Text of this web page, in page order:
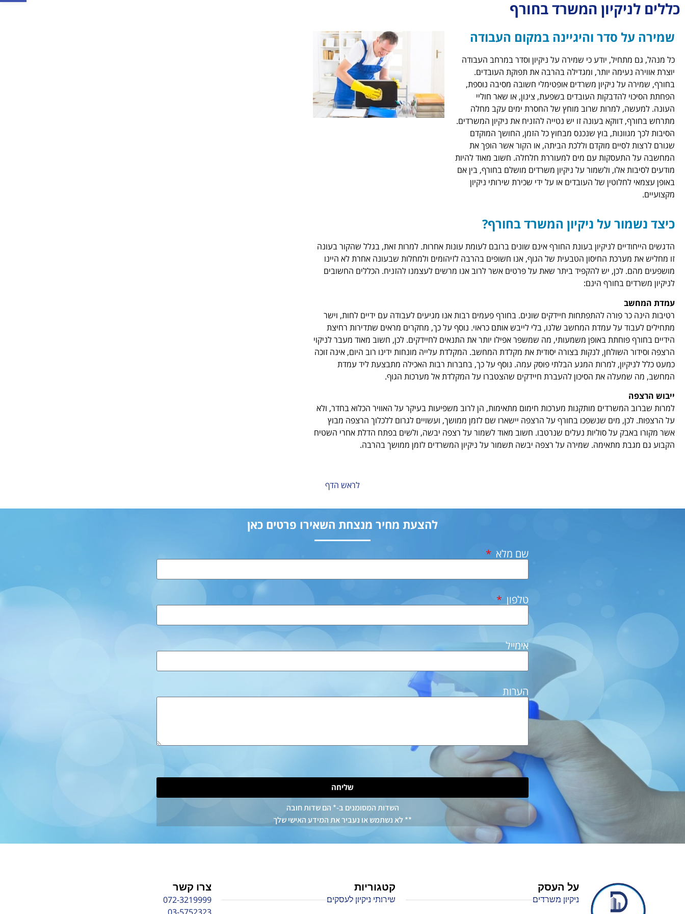
כללים לניקיון המשרד בחורף
שמירה על סדר והיגיינה במקום העבודה
כל מנהל, גם מתחיל, יודע כי שמירה על ניקיון וסדר במרחב העבודה
יוצרת אווירה נעימה יותר, ומגדילה בהרבה את תפוקת העובדים.
בחורף, שמירה על ניקיון משרדים אופטימלי חשובה מסיבה נוספת,
הפחתת הסיכוי להדבקות העובדים בשפעת, צינון, או שאר חוליי
העונה. למעשה, למרות שרוב מוחץ של החסרת ימים עקב מחלה
מתרחש בחורף, דווקא בעונה זו יש נטייה להזניח את ניקיון המשרדים.
הסיבות לכך מגוונות, בוץ שנכנס מבחוץ כל הזמן, החושך המוקדם
שגורם לרצות לסיים מוקדם וללכת הביתה, או הקור אשר הופך את
המחשבה על התעסקות עם מים למעוררת חלחלה. חשוב מאוד להיות
מודעים לסיבות אלו, ולשמור על ניקיון משרדים מושלם בחורף, בין אם
באופן עצמאי לחלוטין של העובדים או על ידי שכירת שירותי ניקיון
מקצועיים.
כיצד נשמור על ניקיון המשרד בחורף?
הדגשים הייחודיים לניקיון בעונת החורף אינם שונים ברובם לעומת עונות אחרות. למרות זאת, בגלל שהקור בעונה
זו מחליש את מערכת החיסון הטבעית של הגוף, אנו חשופים בהרבה לזיהומים ולמחלות שבעונה אחרת לא היינו
מושפעים מהם. לכן, יש להקפיד ביתר שאת על פרטים אשר לרוב אנו מרשים לעצמנו להזניח. הכללים החשובים
לניקיון משרדים בחורף הינם:
עמדת המחשב
רטיבות הינה כר פורה להתפתחות חיידקים שונים. בחורף פעמים רבות אנו מגיעים לעבודה עם ידיים לחות, וישר
מתחילים לעבוד על עמדת המחשב שלנו, בלי לייבש אותם כראוי. נוסף על כך, מחקרים מראים שתדירות רחיצת
הידיים בחורף פוחתת באופן משמעותי, מה שמשפר אפילו יותר את התנאים לחיידקים. לכן, חשוב מאוד מעבר לניקוי
הרצפה וסידור השולחן, לנקות בצורה יסודית את מקלדת המחשב. המקלדת עלייה מונחות ידינו רוב היום, אינה זוכה
כמעט כלל לניקיון, למרות המגע הבלתי פוסק עמה. נוסף על כך, בחברות רבות האכילה מתבצעת ליד עמדת
המחשב, מה שמעלה את הסיכון להעברת חיידקים שהצטברו על המקלדת אל מערכות הגוף.
ייבוש הרצפה
למרות שברוב המשרדים מותקנות מערכות חימום מתאימות, הן לרוב משפיעות בעיקר על האוויר הכלוא בחדר, ולא
על הרצפות. לכן, מים שנשפכו בחורף על הרצפה יישארו שם לזמן ממושך, ועשויים לגרום ללכלוך הרצפה מבוץ
אשר מקורו באבק על סוליות נעלים שנרטבו. חשוב מאוד לשמור על רצפה יבשה, ולשים בפתח הדלת אחרי השטיח
הקבוע גם מגבת מתאימה. שמירה על רצפה יבשה תשמור על ניקיון המשרדים לזמן ממושך בהרבה.
לראש הדף
להצעת מחיר מנצחת השאירו פרטים כאן
שם מלא
טלפון
אימייל
הערות
שליחה
השדות המסומנים ב-* הם שדות חובה
** לא נשתמש או נעביר את המידע האישי שלך
על העסק
ניקיון משרדים
קטגוריות
שירותי ניקיון לעסקים
צרו קשר
072-3219999